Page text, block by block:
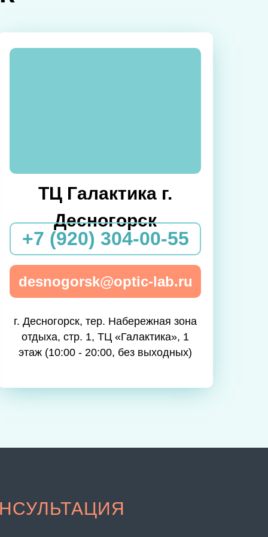
ТЦ Галактика г.
Десногорск
+7 (920) 304-00-55
desnogorsk@optic-lab.ru
г. Десногорск, тер. Набережная зона
отдыха, стр. 1, ТЦ «Галактика», 1
этаж (10:00 - 20:00, без выходных)